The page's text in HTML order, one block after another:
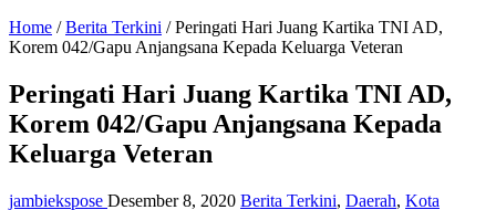
Home / Berita Terkini / Peringati Hari Juang Kartika TNI AD,
Korem 042/Gapu Anjangsana Kepada Keluarga Veteran
Peringati Hari Juang Kartika TNI AD,
Korem 042/Gapu Anjangsana Kepada
Keluarga Veteran
jambiekspose Desember 8, 2020 Berita Terkini, Daerah, Kota